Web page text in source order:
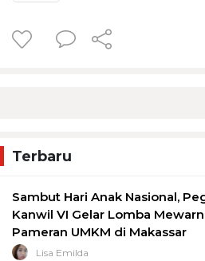
Terbaru
Sambut Hari Anak Nasional,
Kanwil VI Gelar Lomba
Pameran UMKM di Makassar
Lisa Emilda